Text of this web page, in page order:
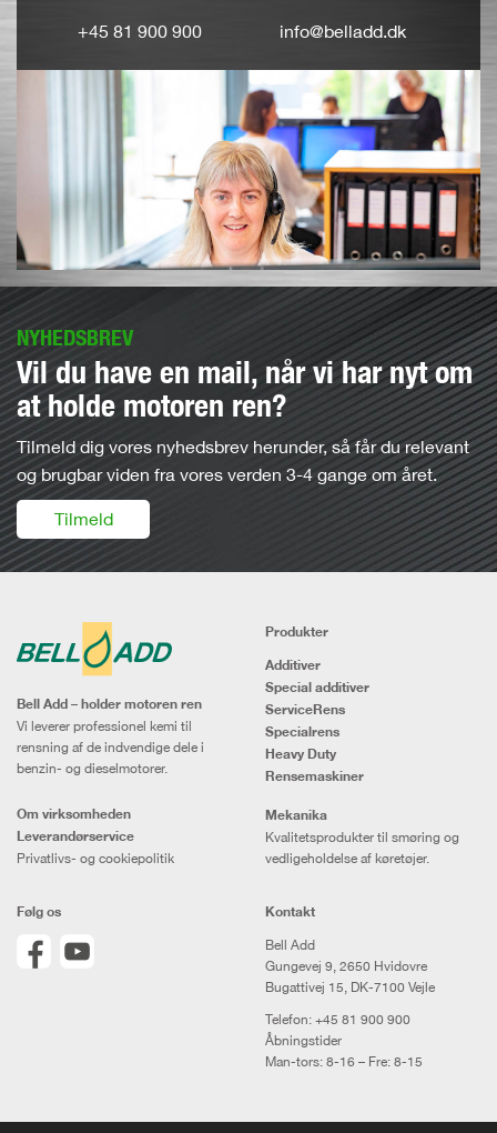
+45 81 900 900 info@belladd.dk
NYHEDSBREV
Vil du have en mail, når vi har nyt om
at holde motoren ren?
Tilmeld dig vores nyhedsbrev herunder, så får du relevant
og brugbar viden fra vores verden 3-4 gange om året.
Tilmeld
Bell Add – holder motoren ren
Vi leverer professionel kemi til
rensning af de indvendige dele i
benzin- og dieselmotorer.
Om virksomheden
Leverandørservice
Privatlivs- og cookiepolitik
Produkter
Additiver
Special additiver
ServiceRens
Specialrens
Heavy Duty
Rensemaskiner
Mekanika
Kvalitetsprodukter til smøring og
vedligeholdelse af køretøjer.
Følg os Kontakt
Bell Add
Gungevej 9, 2650 Hvidovre
Bugattivej 15, DK-7100 Vejle
Telefon: +45 81 900 900
Åbningstider
Man-tors: 8-16 – Fre: 8-15